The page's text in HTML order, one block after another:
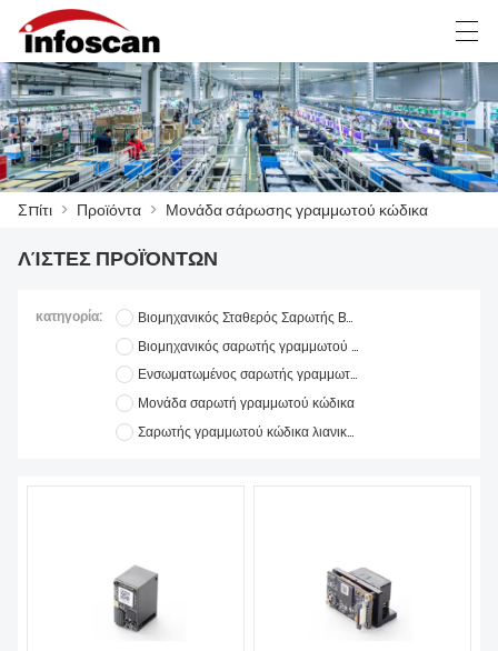
ΣΠΊΤΙ
ΠΡΟΪΌΝΤΑ
ΝΈΑ
FACTORY SHOW
ΕΠΙΚΟΙΝΩΝΉΣΤΕ ΜΑΖΊ ΜΑΣ
العربية 中文 Deutsch Ελληνική γλώσσα
Σπίτι > Προϊόντα > Μονάδα σάρωσης γραμμωτού κώδικα
ΛΊΣΤΕΣ ΠΡΟΪΌΝΤΩΝ
κατηγορία:
Βιομηχανικός Σταθερός Σαρωτής Barcode
Βιομηχανικός σαρωτής γραμμωτού κώδικα χειρός
Ενσωματωμένος σαρωτής γραμμωτού κώδικα
Μονάδα σαρωτή γραμμωτού κώδικα
Σαρωτής γραμμωτού κώδικα λιανικής